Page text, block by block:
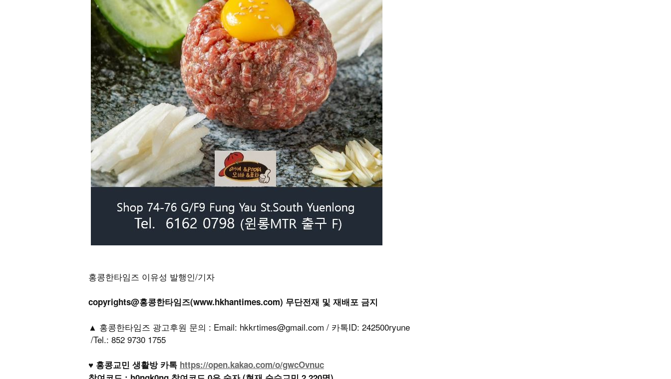
홍콩한타임즈 이유성 발행인/기자
copyrights@홍콩한타임즈(www.hkhantimes.com) 무단전재 및 재배포 금지
▲ 홍콩한타임즈 광고후원 문의 : Email: hkkrtimes@gmail.com / 카톡ID: 242500ryune
/Tel.: 852 9730 1755
♥ 홍콩교민 생활방 카톡 https://open.kakao.com/o/gwcOvnuc